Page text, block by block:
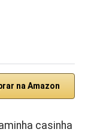
na Amazon
casinha